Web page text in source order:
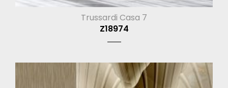
Trussardi Casa 7
Z18974